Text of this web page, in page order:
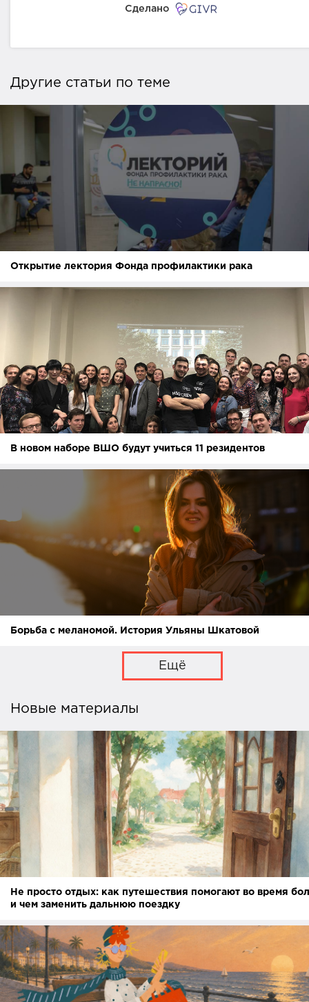
Сделано
Другие статьи по теме
Открытие лектория Фонда профилактики рака
В новом наборе ВШО будут учиться 11 резидентов
Борьба с меланомой. История Ульяны Шкатовой
Ещё
Новые материалы
Не просто отдых: как путешествия помогают во время
и чем заменить дальнюю поездку